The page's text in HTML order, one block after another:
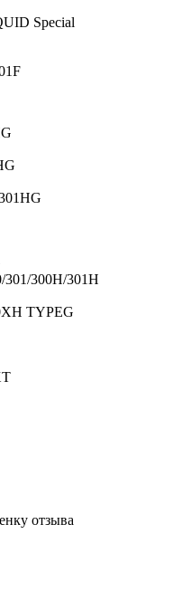
Special
300H/301H
TYPEG
отзыва